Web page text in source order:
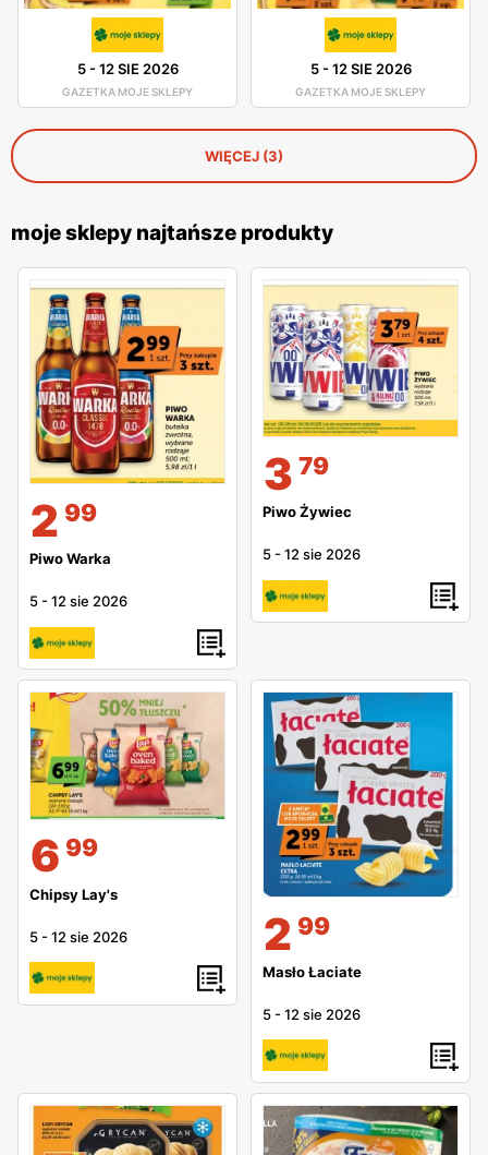
5-12 SIE 2026
GAZETKA MOJE SKLEPY
5-12 SIE 2026
GAZETKA MOJE SKLEPY
WIĘCEJ (3)
moje sklepy najtańsze produkty
2 99
Piwo Warka
5 -12 sie 2026
3 79
Piwo Żywiec
5 -12 sie 2026
6 99
Chipsy Lay's
5 -12 sie 2026 2 99
Masło Łaciate
5 -12 sie 2026